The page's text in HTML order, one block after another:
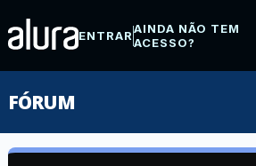
ENTRARAINDA NÃO TEM
ACESSO?
FÓRUM